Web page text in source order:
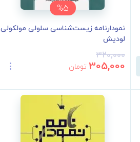
%5
نمودارنامه زیست‌شناسی سلولی مولکولی
لودیش
320,000
305,000 تومان